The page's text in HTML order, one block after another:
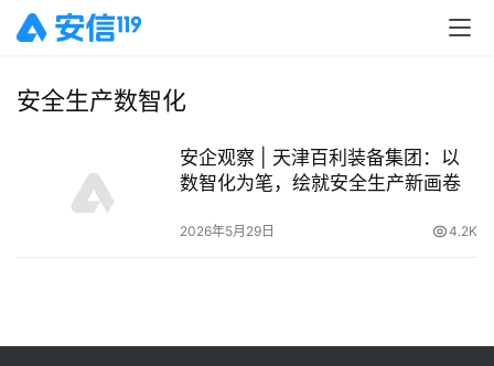
安全生产数智化
安企观察 | 天津百利装备集团：以
数智化为笔，绘就安全生产新画卷
2026年5月29日 4.2K